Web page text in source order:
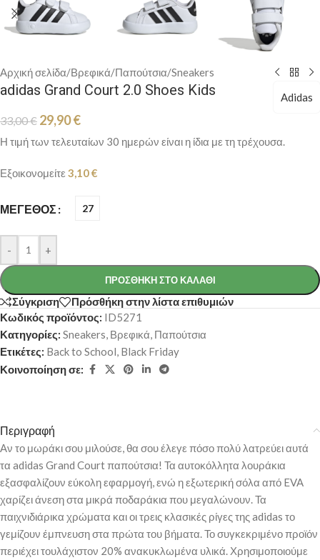
Αρχική σελίδα/Βρεφικά/Παπούτσια/Sneakers
adidas Grand Court 2.0 Shoes Kids Adidas
33,00€ 29,90€
Η τιμή των τελευταίων 30 ημερών είναι η ίδια με τη τρέχουσα.
Εξοικονομείτε 3,10€
ΜΈΓΕΘΟΣ 27
- +
ΠΡΟΣΘΉΚΗ ΣΤΟ ΚΑΛΆΘΙ
Σύγκριση
Πρόσθήκη στην λίστα επιθυμιών
Κωδικός προϊόντος: ID5271
Κατηγορίες: Sneakers Βρεφικά Παπούτσια
Ετικέτες: Back to School Black Friday
Κοινοποίηση σε:
Περιγραφή
Αν το μωράκι σου μιλούσε, θα σου έλεγε πόσο πολύ λατρεύει αυτά
τα adidas Grand Court παπούτσια! Τα αυτοκόλλητα λουράκια
εξασφαλίζουν εύκολη εφαρμογή, ενώ η εξωτερική σόλα από EVA
χαρίζει άνεση στα μικρά ποδαράκια που μεγαλώνουν. Τα
παιχνιδιάρικα χρώματα και οι τρεις κλασικές ρίγες της adidas το
γεμίζουν έμπνευση στα πρώτα του βήματα. Το συγκεκριμένο προϊόν
περιέχει τουλάχιστον 20% ανακυκλωμένα υλικά. Χρησιμοποιούμε